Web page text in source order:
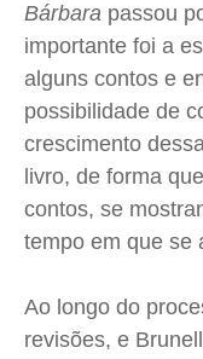
Privacidade
Privacidade
Privacidade
Privacidade
Bárbara passou
importante foi a
alguns contos e
possibilidade de
crescimento
livro, de forma
contos, se
tempo em que se
Ao longo do
revisões, e